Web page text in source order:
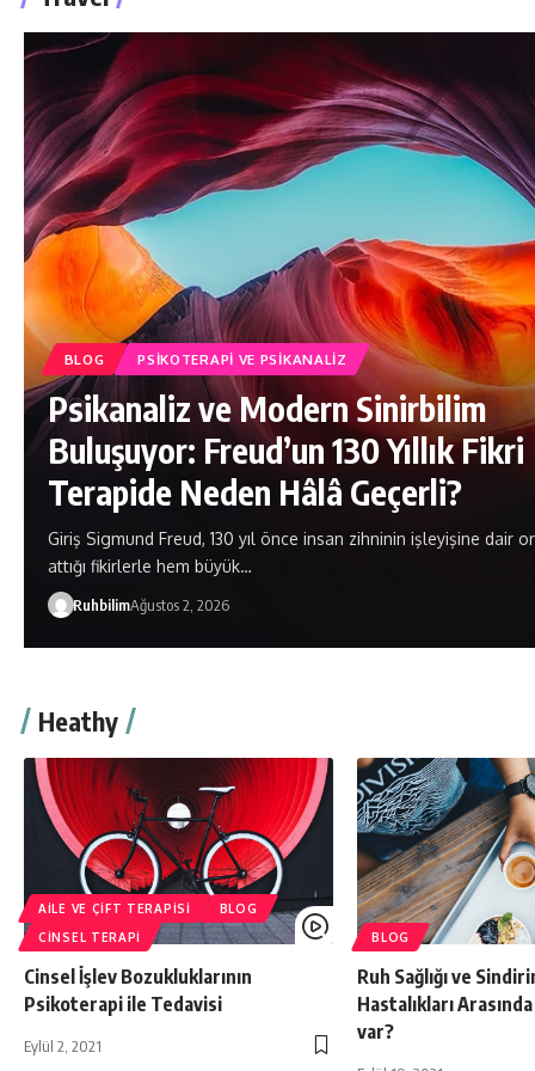
BLOG PSIKOTERAPI VE PSIKANALIZ
Psikanaliz ve Modern Sinirbilim
Buluşuyor: Freud’un 130 Yıllık Fikri
Terapide Neden Hâlâ Geçerli?
Giriş Sigmund Freud, 130 yıl önce insan zihninin işleyişine dair
attığı fikirlerle hem büyük…
RuhbilimAğustos 2, 2026
Heathy
AILE VE ÇIFT TERAPISI
BLOG
CINSEL TERAPI
Cinsel İşlev Bozukluklarının
Psikoterapi ile Tedavisi
Eylül 2, 2021
BLOG
Ruh Sağlığı ve
Hastalıkları
var?